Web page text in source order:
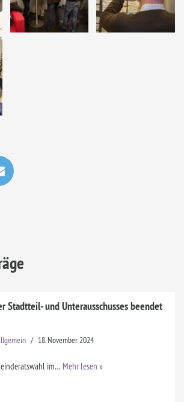
Stadtteil- und Unterausschusses beendet
18. November 2024
im… Mehr lesen »